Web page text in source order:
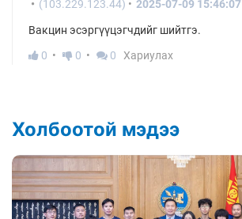
(103.229.123.44) 2025-07-09 15:46:07
Вакцин эсэргүүцэгчдийг шийтгэ.
0
0 0 Хариулах
Холбоотой мэдээ